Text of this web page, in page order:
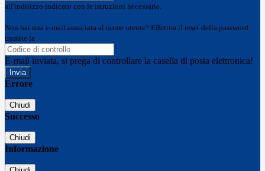
all'indirizzo indicato con le istruzioni necessarie.
Non hai una e-mail associata al nome utente? Effettua il reset della password
tramite la
E-mail inviata, si prega di controllare la casella di posta elettronica!
Errore
Chiudi
Successo
Chiudi
Informazione